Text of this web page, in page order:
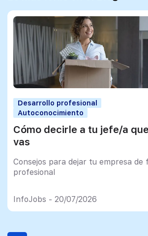
Desarrollo profesional
Autoconocimiento
Cómo decirle a tu jefe/a
vas
Consejos para dejar tu empresa de
profesional
InfoJobs - 20/07/2026